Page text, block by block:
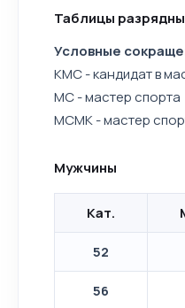
Таблицы
Условные
КМС - кандидат в
МС - мастер спорта
МСМК - мастер
Мужчины
Кат.
52
56